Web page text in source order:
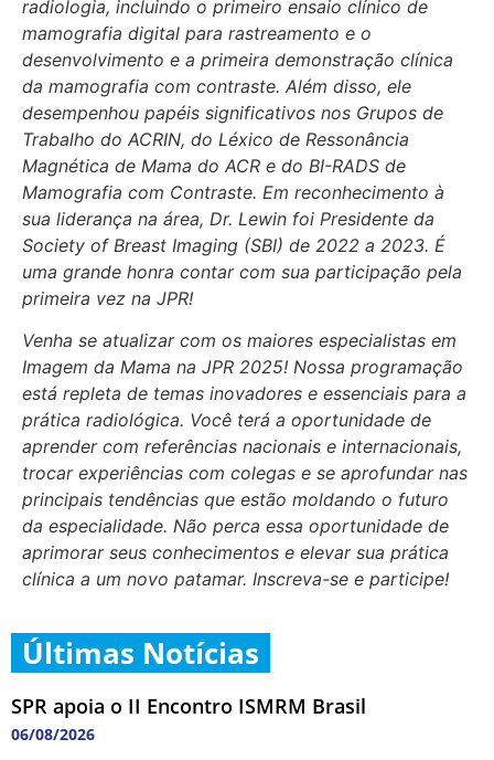
radiologia, incluindo o primeiro ensaio clínico de
mamografia digital para rastreamento e o
desenvolvimento e a primeira demonstração clínica
da mamografia com contraste. Além disso, ele
desempenhou papéis significativos nos Grupos de
Trabalho do ACRIN, do Léxico de Ressonância
Magnética de Mama do ACR e do BI-RADS de
Mamografia com Contraste. Em reconhecimento à
sua liderança na área, Dr. Lewin foi Presidente da
Society of Breast Imaging (SBI) de 2022 a 2023. É
uma grande honra contar com sua participação pela
primeira vez na JPR!
Venha se atualizar com os maiores especialistas em
Imagem da Mama na JPR 2025! Nossa programação
está repleta de temas inovadores e essenciais para a
prática radiológica. Você terá a oportunidade de
aprender com referências nacionais e internacionais,
trocar experiências com colegas e se aprofundar nas
principais tendências que estão moldando o futuro
da especialidade. Não perca essa oportunidade de
aprimorar seus conhecimentos e elevar sua prática
clínica a um novo patamar. Inscreva-se e participe!
Últimas Notícias
SPR apoia o II Encontro ISMRM Brasil
06/08/2026